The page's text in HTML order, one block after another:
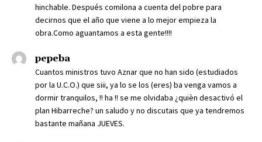
hinchable. Después comilona a cuenta del pobre para
decirnos que el año que viene a lo mejor empieza la
obra.Como aguantamos a esta gente!!!!
pepeba
Cuantos ministros tuvo Aznar que no han sido (estudiados
por la U.C.O.) que siii, ya lo se los (eres) ba venga vamos a
dormir tranquilos, !! ha !! se me olvidaba ¿quièn desactivó el
plan Hibarreche? un saludo y no discutais que ya tendremos
bastante mañana JUEVES.